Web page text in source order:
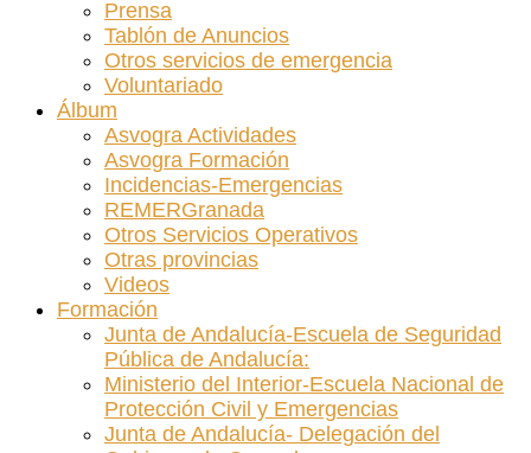
Prensa
Tablón de Anuncios
Otros servicios de emergencia
Voluntariado
Álbum
Asvogra Actividades
Asvogra Formación
Incidencias-Emergencias
REMERGranada
Otros Servicios Operativos
Otras provincias
Videos
Formación
Junta de Andalucía-Escuela de Seguridad
Pública de Andalucía:
Ministerio del Interior-Escuela Nacional de
Protección Civil y Emergencias
Junta de Andalucía- Delegación del